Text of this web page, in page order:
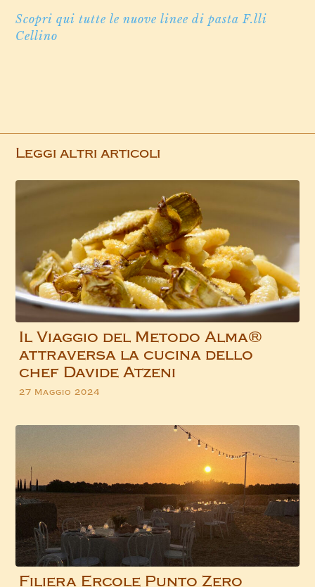
Scopri qui tutte le nuove linee di pasta F.lli
Cellino
Leggi altri articoli
Il Viaggio del Metodo Alma®
attraversa la cucina dello
chef Davide Atzeni
27 Maggio 2024
Filiera Ercole Punto Zero